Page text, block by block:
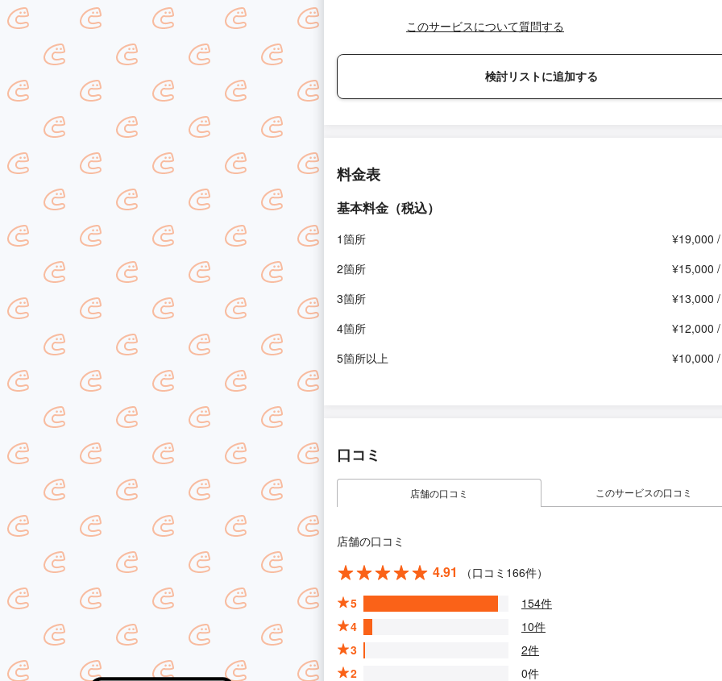
このサービスについて質問する
検討リストに追加する
料金表
基本料金（税込）
1箇所
¥19,000
2箇所
¥15,000
3箇所
¥13,000
4箇所
¥12,000
5箇所以上
¥10,000
口コミ
店舗の口コミ このサービスの口コミ
店舗の口コミ
4.91
（口コミ166件）
5
154件
4
10件
3
2件
2
0件